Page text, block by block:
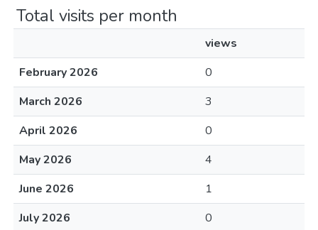
Total visits per month
views
February 2026
0
March 2026
3
April 2026
0
May 2026
4
June 2026
1
July 2026
0